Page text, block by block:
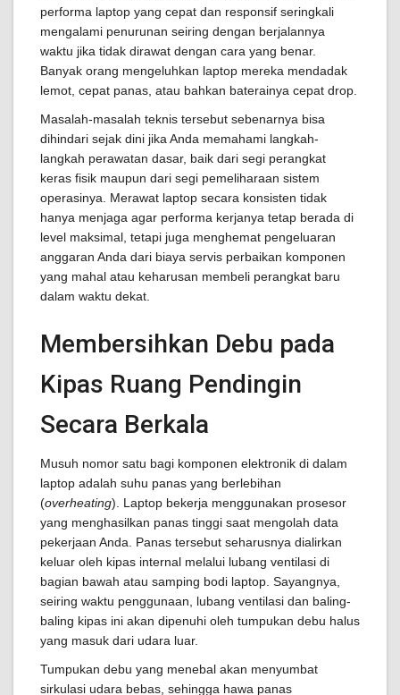
performa laptop yang cepat dan responsif seringkali
mengalami penurunan seiring dengan berjalannya
waktu jika tidak dirawat dengan cara yang benar.
Banyak orang mengeluhkan laptop mereka mendadak
lemot, cepat panas, atau bahkan baterainya cepat drop.
Masalah-masalah teknis tersebut sebenarnya bisa
dihindari sejak dini jika Anda memahami langkah-
langkah perawatan dasar, baik dari segi perangkat
keras fisik maupun dari segi pemeliharaan sistem
operasinya. Merawat laptop secara konsisten tidak
hanya menjaga agar performa kerjanya tetap berada di
level maksimal, tetapi juga menghemat pengeluaran
anggaran Anda dari biaya servis perbaikan komponen
yang mahal atau keharusan membeli perangkat baru
dalam waktu dekat.
Membersihkan Debu pada
Kipas Ruang Pendingin
Secara Berkala
Musuh nomor satu bagi komponen elektronik di dalam
laptop adalah suhu panas yang berlebihan
(overheating). Laptop bekerja menggunakan prosesor
yang menghasilkan panas tinggi saat mengolah data
pekerjaan Anda. Panas tersebut seharusnya dialirkan
keluar oleh kipas internal melalui lubang ventilasi di
bagian bawah atau samping bodi laptop. Sayangnya,
seiring waktu penggunaan, lubang ventilasi dan baling-
baling kipas ini akan dipenuhi oleh tumpukan debu halus
yang masuk dari udara luar.
Tumpukan debu yang menebal akan menyumbat
sirkulasi udara bebas, sehingga hawa panas